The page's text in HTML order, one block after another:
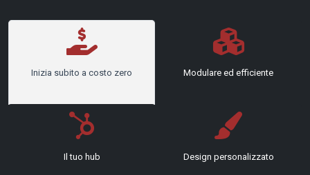
Inizia subito a costo zero Modulare ed efficiente
Il tuo hub Design personalizzato